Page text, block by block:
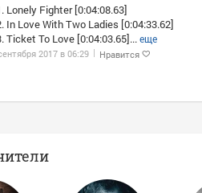
Lonely Fighter [0:04:08.63]
In Love With Two Ladies [0:04:33.62]
Ticket To Love [0:04:03.65]...еще
2017 в 06:29 Нравится